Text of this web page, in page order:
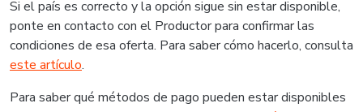
Si el país es correcto y la opción sigue sin estar disponible,
ponte en contacto con el Productor para confirmar las
condiciones de esa oferta. Para saber cómo hacerlo, consulta
este artículo.
Para saber qué métodos de pago pueden estar disponibles